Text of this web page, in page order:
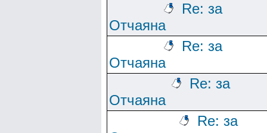
Re: за
Отчаяна
Re: за
Отчаяна
Re: за
Отчаяна
Re: за